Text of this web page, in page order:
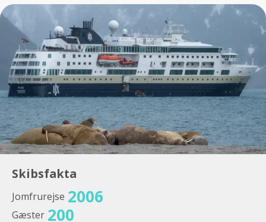
Skibsfakta
Jomfrurejse 2006
Gæster 200